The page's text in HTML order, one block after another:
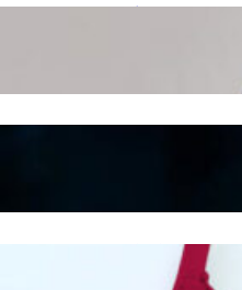
Wanita Pamer Pakaian
Kepribadian
Mengintip Kepribadian
Wanita Dari Warna Bra